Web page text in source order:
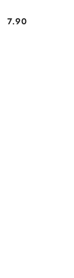
Cena:
7.90